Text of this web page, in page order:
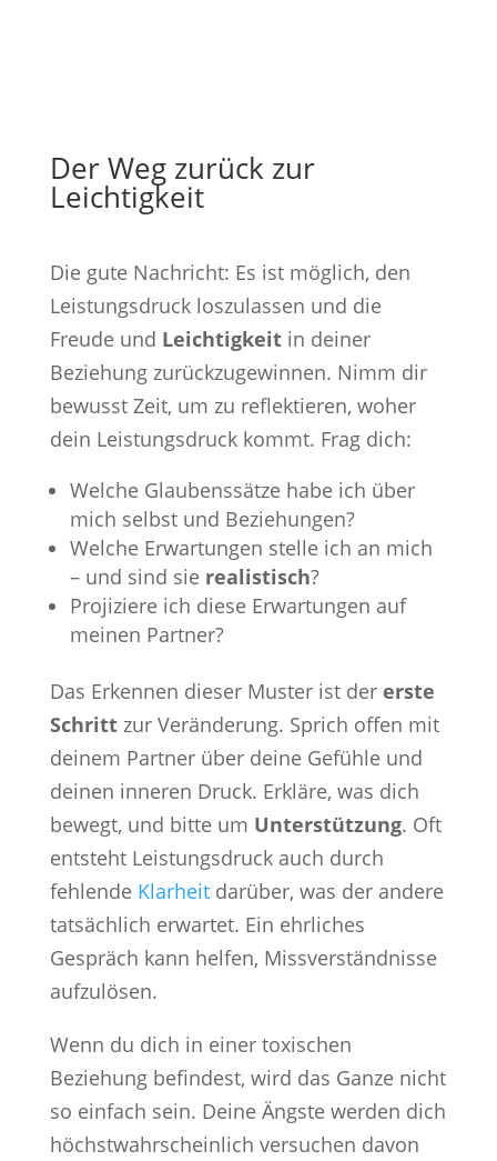
Der Weg zurück zur
Leichtigkeit
Die gute Nachricht: Es ist möglich, den
Leistungsdruck loszulassen und die
Freude und Leichtigkeitin deiner
Beziehung zurückzugewinnen. Nimm dir
bewusst Zeit, um zu reflektieren, woher
dein Leistungsdruck kommt. Frag dich:
Welche Glaubenssätze habe ich über
mich selbst und Beziehungen?
Welche Erwartungen stelle ich an mich
– und sind sie realistisch?
Projiziere ich diese Erwartungen auf
meinen Partner?
Das Erkennen dieser Muster ist der erste
Schrittzur Veränderung. Sprich offen mit
deinem Partner über deine Gefühle und
deinen inneren Druck. Erkläre, was dich
bewegt, und bitte um Unterstützung. Oft
entsteht Leistungsdruck auch durch
fehlende Klarheitdarüber, was der andere
tatsächlich erwartet. Ein ehrliches
Gespräch kann helfen, Missverständnisse
aufzulösen.
Wenn du dich in einer toxischen
Beziehung befindest, wird das Ganze nicht
so einfach sein. Deine Ängste werden dich
höchstwahrscheinlich versuchen davon